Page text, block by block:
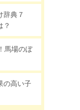
辞典７
？
馬場のぼ
の高い子